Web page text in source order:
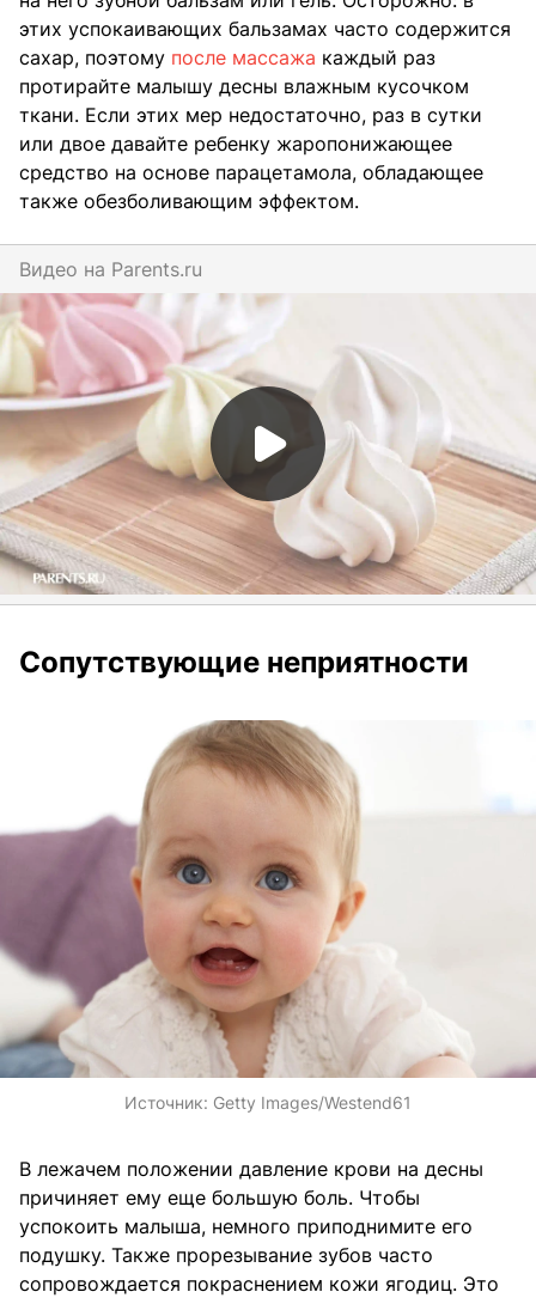
этих успокаивающих бальзамах часто содержится
сахар, поэтому после массажа каждый раз
протирайте малышу десны влажным кусочком
ткани. Если этих мер недостаточно, раз в сутки
или двое давайте ребенку жаропонижающее
средство на основе парацетамола, обладающее
также обезболивающим эффектом.
Видео на parents.ru
Сопутствующие неприятности
Источник: Getty Images/Westend61
В лежачем положении давление крови на десны
причиняет ему еще большую боль. Чтобы
успокоить малыша, немного приподнимите его
подушку. Также прорезывание зубов часто
сопровождается покраснением кожи ягодиц. Это